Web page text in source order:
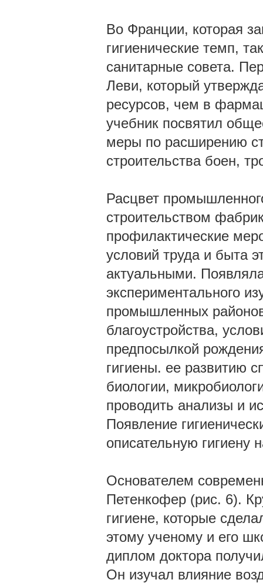
Во Франции, которая
гигиенические темп,
санитарные совета.
Леви, который
ресурсов, чем в
учебник посвятил
меры по расширению
строительства боен,
Расцвет
строительством
профилактические
условий труда и быта
актуальными.
экспериментального
промышленных
благоустройства,
предпосылкой
гигиены. ее развитию
биологии,
проводить анализы и
Появление
описательную гигиену
Основателем
Петенкофер (рис. 6).
гигиене, которые
этому ученому и его
диплом доктора
Он изучал влияние